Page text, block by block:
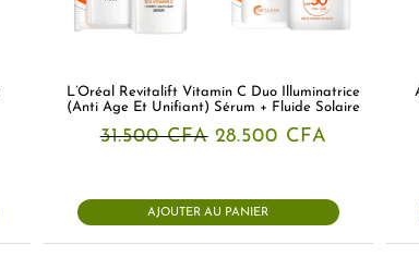
L’Oréal Revitalift Vitamin C Duo Illuminatrice
(Anti Age Et Unifiant) Sérum + Fluide Solaire
31.500CFA Le
31.500 CFA.
28.500 CFA
28.500
AJOUTER AU PANIER